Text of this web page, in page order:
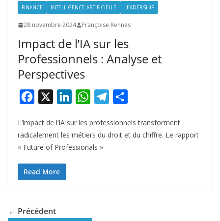
FINANCE INTELLIGENCE ARTIFICIELLE LEADERSHIP
28 novembre 2024 Françoise Rennes
Impact de l’IA sur les
Professionnels : Analyse et
Perspectives
c
e
o
n
k
W
a
t
l
e
r
t
L’impact de l’IA sur les professionnels transforment
radicalement les métiers du droit et du chiffre. Le rapport
« Future of Professionals »
Read More
← Précédent